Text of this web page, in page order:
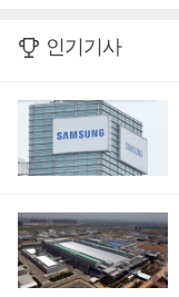
인기기사